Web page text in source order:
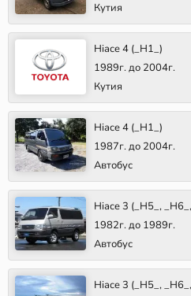
Кутия
Hiace 4 (_H1_)
1989г. до 2004г.
Кутия
Hiace 4 (_H1_)
1987г. до 2004г.
Автобус
Hiace 3 (_H5_,
1982г. до 1989г.
Автобус
Hiace 3 (_H5_,